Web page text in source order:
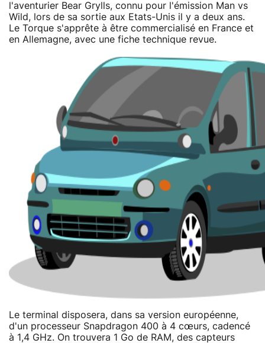
l'aventurier Bear Grylls, connu pour l'émission Man vs
Wild, lors de sa sortie aux Etats-Unis il y a deux ans.
Le Torque s'apprête à être commercialisé en France et
en Allemagne, avec une fiche technique revue.
Le terminal disposera, dans sa version européenne,
d'un processeur Snapdragon 400 à 4 cœurs, cadencé
à 1,4 GHz. On trouvera 1 Go de RAM, des capteurs